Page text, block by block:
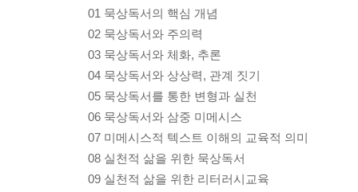
01 묵상독서의 핵심 개념
02 묵상독서와 주의력
03 묵상독서와 체화, 추론
04 묵상독서와 상상력, 관계 짓기
05 묵상독서를 통한 변형과 실천
06 묵상독서와 삼중 미메시스
07 미메시스적 텍스트 이해의 교육적 의미
08 실천적 삶을 위한 묵상독서
09 실천적 삶을 위한 리터러시교육